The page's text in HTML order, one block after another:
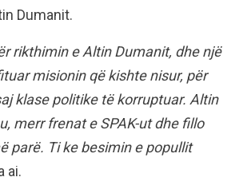
Dumanit.
rikthimin e Altin Dumanit, dhe një
misionin që kishte nisur, për
klase politike të korruptuar. Altin
merr frenat e SPAK-ut dhe fillo
parë. Ti ke besimin e popullit
ai.